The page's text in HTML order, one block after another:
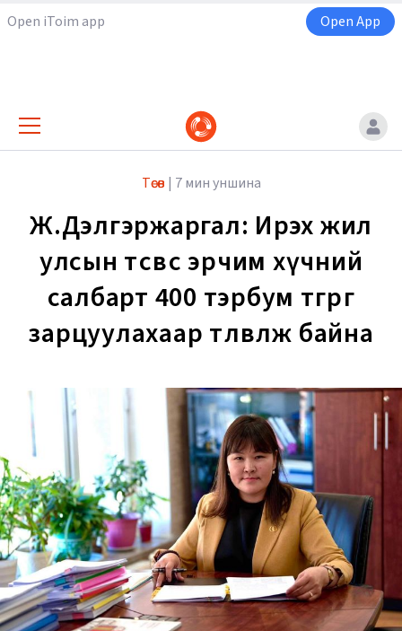
Open iToim app Open App
Төсөв | 7 мин уншина
Ж.Дэлгэржаргал: Ирэх жил
улсын төсвөөс эрчим хүчний
салбарт 400 тэрбум төгрөг
зарцуулахаар төлөвлөж байна